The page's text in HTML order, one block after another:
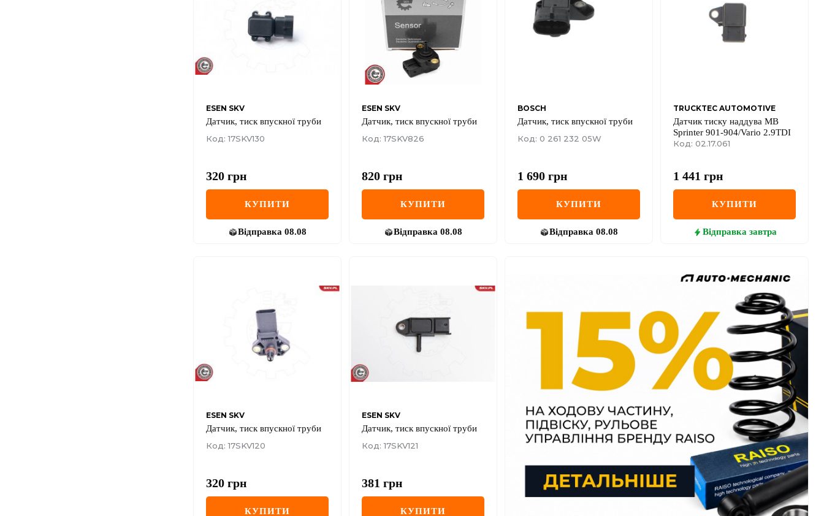
ESEN SKV
Датчик, тиск впускної труби
Код: 17SKV130
320 грн
КУПИТИ
Відправка 08.08
ESEN SKV
Датчик, тиск впускної труби
Код: 17SKV826
820 грн
КУПИТИ
Відправка 08.08
BOSCH
Датчик, тиск впускної труби
Код: 0 261 232 05W
1 690 грн
КУПИТИ
Відправка 08.08
TRUCKTEC AUTOMOTIVE
Датчик тиску наддува MB
Sprinter 901-904/Vario 2.9TDI
Код: 02.17.061
1 441 грн
КУПИТИ
Відправка завтра
ESEN SKV
Датчик, тиск впускної труби
Код: 17SKV120
320 грн
КУПИТИ
ESEN SKV
Датчик, тиск впускної труби
Код: 17SKV121
381 грн
КУПИТИ